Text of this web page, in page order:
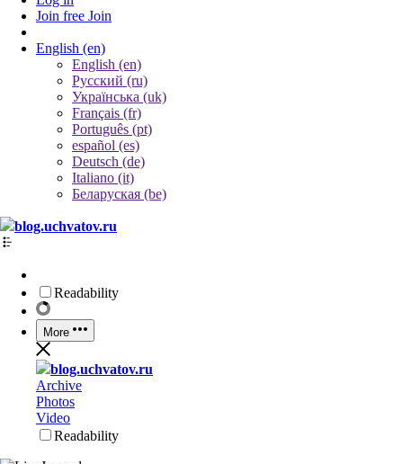
Join free Join
English (en)
English (en)
Русский (ru)
Українська (uk)
Français (fr)
Português (pt)
español (es)
Deutsch (de)
Italiano (it)
Беларуская (be)
blog.uchvatov.ru
Readability
More
blog.uchvatov.ru
Archive
Photos
Video
Readability